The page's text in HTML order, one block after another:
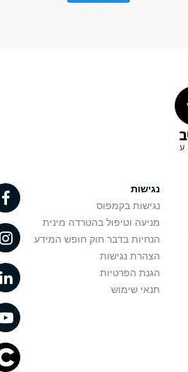
נגישות
נגישות בקמפוס
מניעה וטיפול בהטרדה מינית
הנחיות בדבר חוק חופש המידע
הצהרת נגישות
הגנת הפרטיות
תנאי שימוש